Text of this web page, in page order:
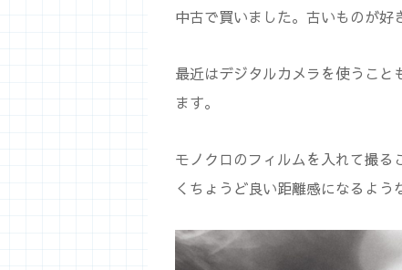
中古で買いました。古いものが好
最近はデジタルカメラを使うこ
ます。
モノクロのフィルムを入れて撮
くちょうど良い距離感になるよう